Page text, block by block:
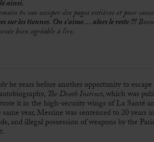
ainsi.
tu vas occuper des pages entières et pour
sur les tiennes. On s’aime… alors le reste !!!
bien agréable à lire.
be years before another opportunity to escape
The Death Instinct, which was
it in the high-security wings of La Santé
year, Mesrine was sentenced to 20 years
and illegal possession of weapons by the